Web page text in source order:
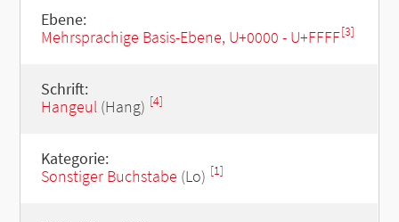
Ebene:
Mehrsprachige Basis-Ebene, U+0000 - U+FFFF[3]
Schrift:
Hangeul(Hang) [4]
Kategorie:
Sonstiger Buchstabe (Lo) [1]